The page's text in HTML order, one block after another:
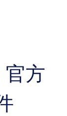
方